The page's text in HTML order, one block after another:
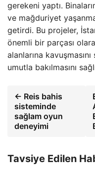
gerekeni yaptı.
ve mağduriyet
getirdi. Bu projeler,
önemli bir parçası
alanlarına
umutla bakılmasını
← Reis bahis
sisteminde
sağlam oyun
deneyimi
Tavsiye Edilen